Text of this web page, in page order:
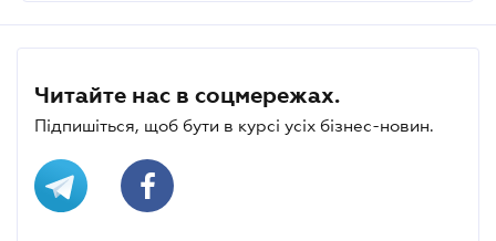
Читайте нас в соцмережах.
Підпишіться, щоб бути в курсі усіх бізнес-новин.